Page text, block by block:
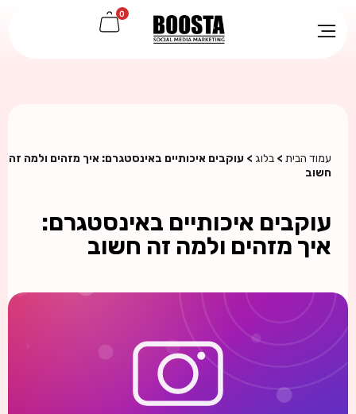
0
עמוד הבית >בלוג > עוקבים איכותיים באינסטגרם: איך מזהים ולמה זה
חשוב
עוקבים איכותיים באינסטגרם:
איך מזהים ולמה זה חשוב